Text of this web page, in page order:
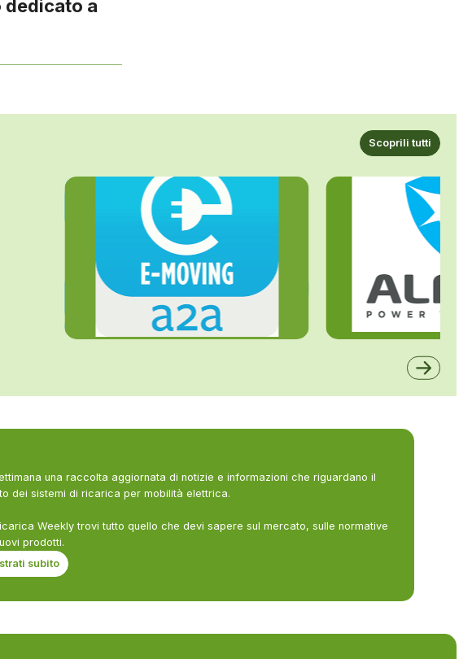
dedicato a
Scoprili tutti
una raccolta aggiornata di notizie e informazioni che riguardano il
dei sistemi di ricarica per mobilità elettrica.
Weekly trovi tutto quello che devi sapere sul mercato, sulle normative
prodotti.
subito